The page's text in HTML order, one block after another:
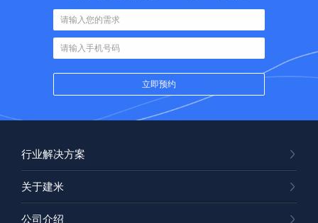
行业解决方案
关于建米
公司介绍